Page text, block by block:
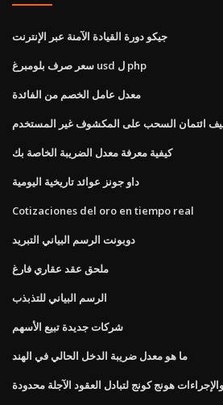
جيكو دورة القيادة الآمنة عبر الإنترنت
سعر صرف بلومبرغ usd ل php
معدل عامل الخصم من الفائدة
ائتمان السحب على المكشوف غير المستخدم
كيفية معرفة معدل الضريبة الخاصة بك
داو جونز عوائد تاريخية اليومية
Cotizaciones del oro en tiempo real
دوبونت الرسم البياني التبريد
ملحق عقد عقاري فارغ
الرسم البياني للتذبذب
شركات جديدة تبيع الأسهم
ما هو معدل ضريبة الدخل الحالي في الهند
هونج كونج لتبادل العقود الآجلة محدودة